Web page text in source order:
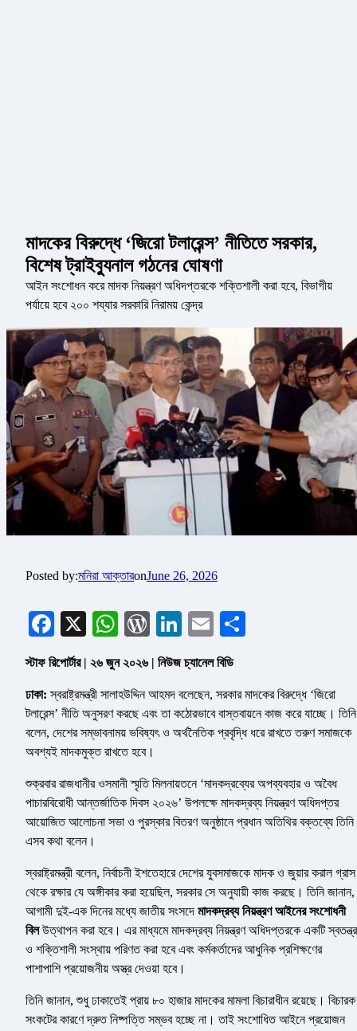
মাদকের বিরুদ্ধে ‘জিরো টলারেন্স’ নীতিতে সরকার,
বিশেষ ট্রাইব্যুনাল গঠনের ঘোষণা
আইন সংশোধন করে মাদক নিয়ন্ত্রণ অধিদপ্তরকে শক্তিশালী করা হবে, বিভাগীয়
পর্যায়ে হবে ২০০ শয্যার সরকারি নিরাময় কেন্দ্র
Posted by:মনিরা আক্তারonJune 26, 2026
Facebook
X WhatsApp
WordPress
LinkedIn
Email
স্টাফ রিপোর্টার | ২৬ জুন ২০২৬ | নিউজ চ্যানেল বিডি
ঢাকা: স্বরাষ্ট্রমন্ত্রী সালাহউদ্দিন আহমদ বলেছেন, সরকার মাদকের বিরুদ্ধে ‘জিরো
টলারেন্স’ নীতি অনুসরণ করছে এবং তা কঠোরভাবে বাস্তবায়নে কাজ করে যাচ্ছে। তিনি
বলেন, দেশের সম্ভাবনাময় ভবিষ্যৎ ও অর্থনৈতিক প্রবৃদ্ধি ধরে রাখতে তরুণ সমাজকে
অবশ্যই মাদকমুক্ত রাখতে হবে।
শুক্রবার রাজধানীর ওসমানী স্মৃতি মিলনায়তনে ‘মাদকদ্রব্যের অপব্যবহার ও অবৈধ
পাচারবিরোধী আন্তর্জাতিক দিবস ২০২৬’ উপলক্ষে মাদকদ্রব্য নিয়ন্ত্রণ অধিদপ্তর
আয়োজিত আলোচনা সভা ও পুরস্কার বিতরণ অনুষ্ঠানে প্রধান অতিথির বক্তব্যে তিনি
এসব কথা বলেন।
স্বরাষ্ট্রমন্ত্রী বলেন, নির্বাচনী ইশতেহারে দেশের যুবসমাজকে মাদক ও জুয়ার করাল গ্রাস
থেকে রক্ষার যে অঙ্গীকার করা হয়েছিল, সরকার সে অনুযায়ী কাজ করছে। তিনি জানান,
আগামী দুই-এক দিনের মধ্যে জাতীয় সংসদে মাদকদ্রব্য নিয়ন্ত্রণ আইনের সংশোধনী
বিলউত্থাপন করা হবে। এর মাধ্যমে মাদকদ্রব্য নিয়ন্ত্রণ অধিদপ্তরকে একটি স্বতন্ত্র
ও শক্তিশালী সংস্থায় পরিণত করা হবে এবং কর্মকর্তাদের আধুনিক প্রশিক্ষণের
পাশাপাশি প্রয়োজনীয় অস্ত্র দেওয়া হবে।
তিনি জানান, শুধু ঢাকাতেই প্রায় ৮০ হাজার মাদকের মামলা বিচারাধীন রয়েছে। বিচারক
সংকটের কারণে দ্রুত নিষ্পত্তি সম্ভব হচ্ছে না। তাই সংশোধিত আইনে প্রয়োজন